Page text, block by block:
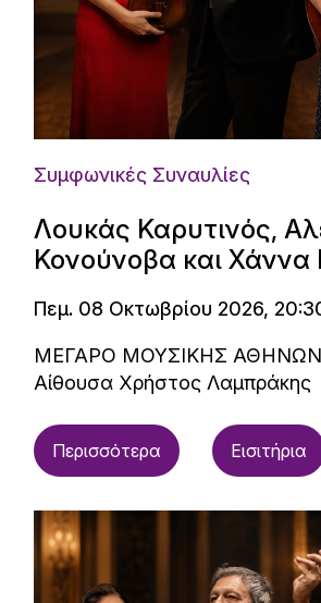
Συμφωνικές Συναυλίες
Λουκάς Καρυτινός,
Κονούνοβα και Χάννα
Πεμ. 08 Οκτωβρίου 2026,
ΜΕΓΑΡΟ ΜΟΥΣΙΚΗΣ ΑΘΗΝΩΝ
Αίθουσα Χρήστος Λαμπράκης
Περισσότερα Εισιτήρια